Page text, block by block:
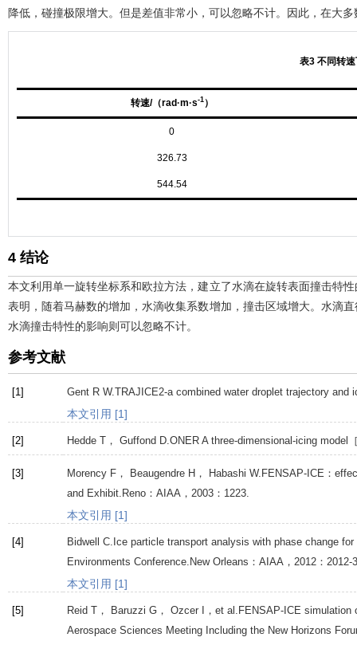
降低，碰撞极限增大。但是差值非常小，可以忽略不计。因此，在大
表3 不同转
转速/（rad·m·s-1）
0
326.73
544.54
4 结论
本文利用单一旋转坐标系和欧拉方法，建立了水滴在旋转表面撞击特
表明，随着马赫数的增加，水滴收集系数增加，撞击区域增大。水滴
水滴撞击特性的影响则可以忽略不计。
参考文献
[1] Gent R W.TRAJICE2-a combined water droplet trajectory and
本文引用 [1]
[2] Hedde T ， Guffond D .ONER A three-dimensional-icing model
[3] Morency F ， Beaugendre H ， Habashi W.FENSAP-ICE：
and Exhibit.Reno：AIAA， 2003 ：1223.
本文引用 [1]
[4] Bidwell C .Ice particle transport analysis with phase change
Environments Conference.New Orleans：AIAA， 2012 ：2012-
本文引用 [1]
[5] Reid T ， Baruzzi G ， Ozcer
，et al.FENSAP-ICE
Aerospace Sciences Meeting Including the New Horizons